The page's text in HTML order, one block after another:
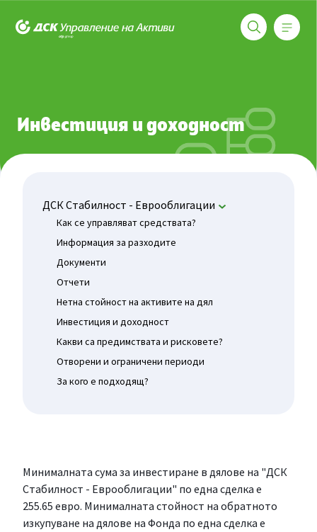
Инвестиция и доходност
ДСК Стабилност - Еврооблигации
Как се управляват средствата?
Информация за разходите
Документи
Отчети
Нетна стойност на активите на дял
Инвестиция и доходност
Какви са предимствата и рисковете?
Отворени и ограничени периоди
За кого е подходящ?
Минималната сума за инвестиране в дялове на "ДСК
Стабилност - Еврооблигации" по една сделка е
255.65 евро. Минималната стойност на обратното
изкупуване на дялове на Фонда по една сделка е